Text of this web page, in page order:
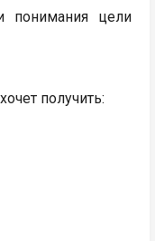
понимания цели
получить: